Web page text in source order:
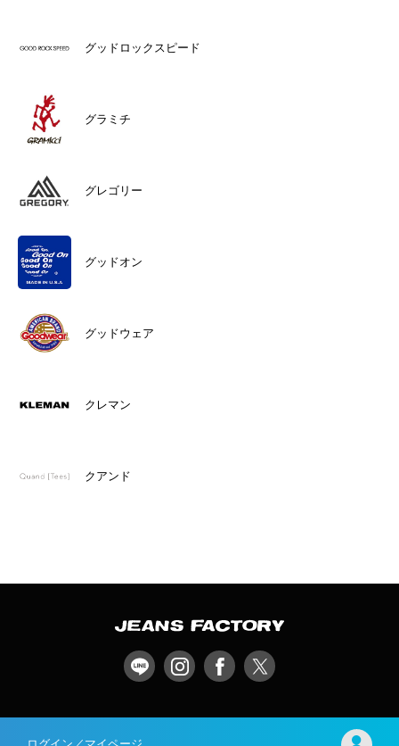
グッドロックスピード
グラミチ
グレゴリー
グッドオン
グッドウェア
クレマン
クアンド